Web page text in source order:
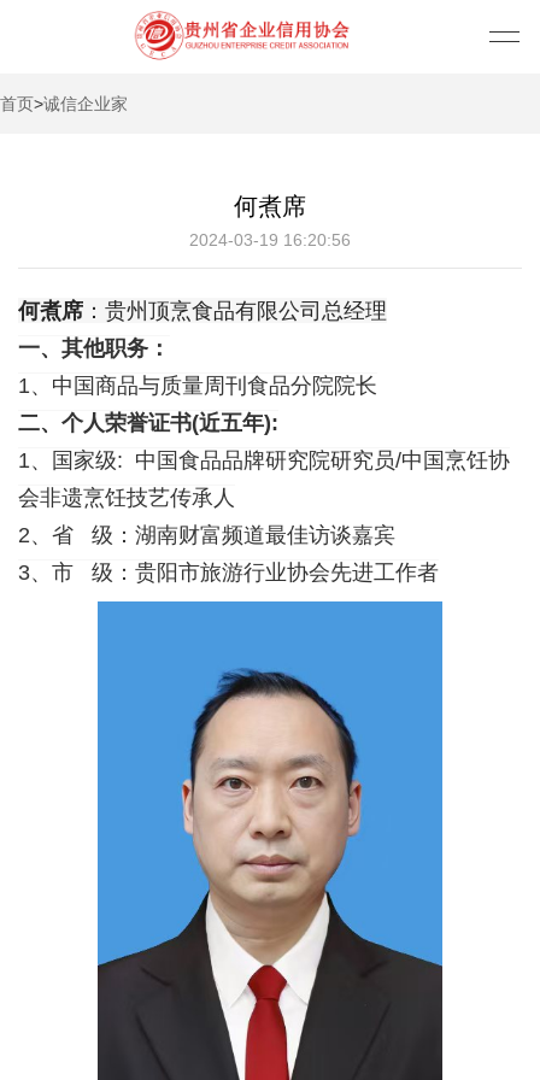
首页>诚信企业家
何煮席
2024-03-19 16:20:56
何煮席 ：贵州顶烹食品有限公司总经理
一、其他职务：
1、中国商品与质量周刊食品分院院长
二、个人荣誉证书(近五年):
1、国家级: 中国食品品牌研究院研究员/中国烹饪协
会非遗烹饪技艺传承人
2、省 级：湖南财富频道最佳访谈嘉宾
3、市 级：贵阳市旅游行业协会先进工作者